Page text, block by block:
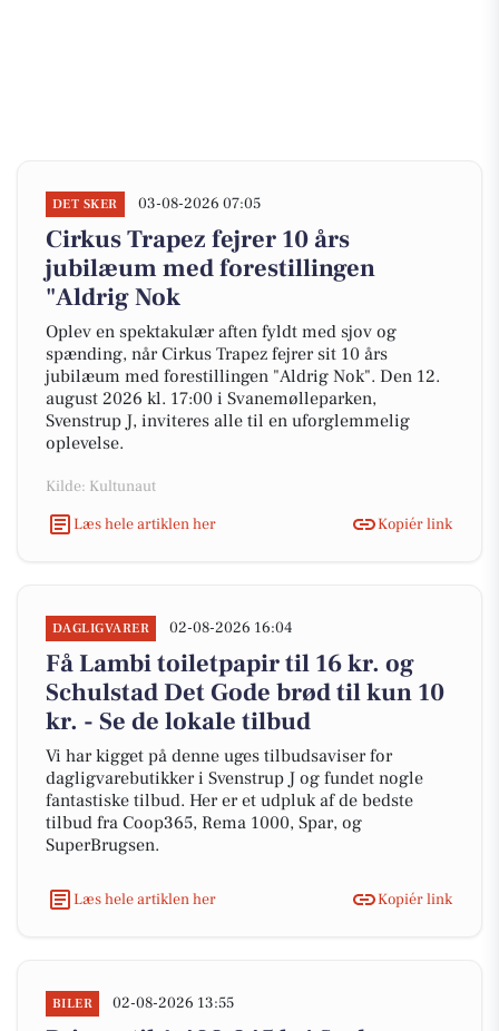
DET SKER 03-08-2026 07:05
Cirkus Trapez fejrer 10 års
jubilæum med forestillingen
"Aldrig Nok
Oplev en spektakulær aften fyldt med sjov og
spænding, når Cirkus Trapez fejrer sit 10 års
jubilæum med forestillingen "Aldrig Nok". Den 12.
august 2026 kl. 17:00 i Svanemølleparken,
Svenstrup J, inviteres alle til en uforglemmelig
oplevelse.
Kilde: Kultunaut
Læs hele artiklen her
Kopiér link
DAGLIGVARER 02-08-2026 16:04
Få Lambi toiletpapir til 16 kr. og
Schulstad Det Gode brød til kun 10
kr. - Se de lokale tilbud
Vi har kigget på denne uges tilbudsaviser for
dagligvarebutikker i Svenstrup J og fundet nogle
fantastiske tilbud. Her er et udpluk af de bedste
tilbud fra Coop365, Rema 1000, Spar, og
SuperBrugsen.
Læs hele artiklen her Kopiér link
BILER 02-08-2026 13:55